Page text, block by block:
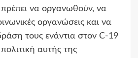
να οργανωθούν, να
οργανώσεις και να
τους ενάντια στον C-19
αυτής της